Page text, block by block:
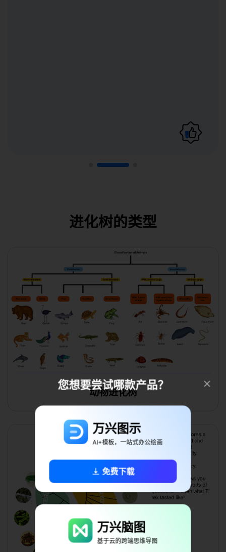
进化树的类型
动物进化树
您想要尝试哪款产品？
万兴图示
AI+模板，一站式办公绘画
免费下载
万兴脑图
基于云的跨端思维导图